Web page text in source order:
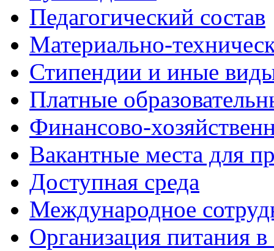
Педагогический состав
Материально-
Стипендии и иные
Платные
Финансово-
Вакантные места для
Доступная среда
Международное
Организация питания в